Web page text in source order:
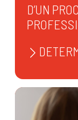
D’UN